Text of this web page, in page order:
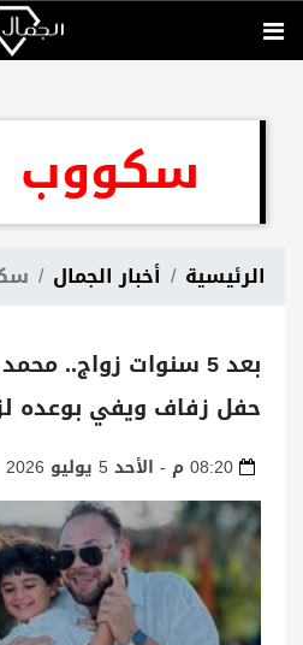
سكووب
الرئيسية أخبار الجمال
بعد 5 سنوات زواج..
حفل زفاف ويفي بوعده